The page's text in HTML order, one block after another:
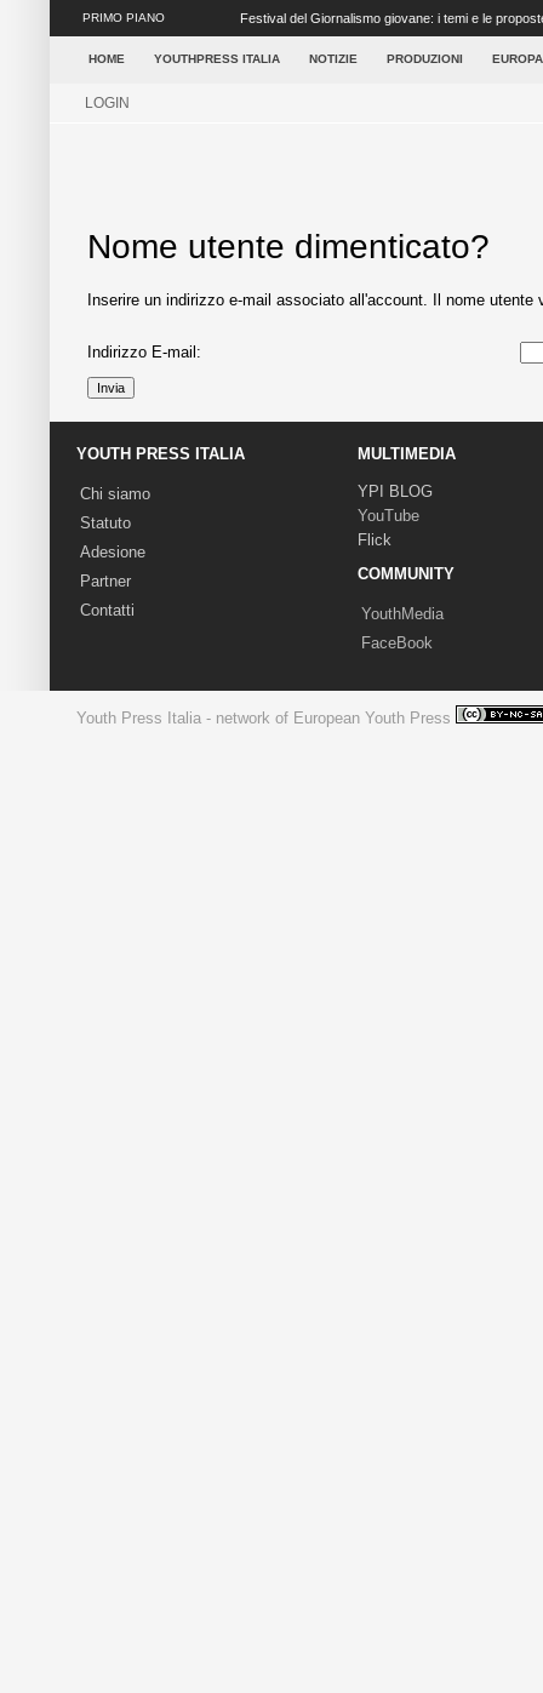
PRIMO PIANO Festival del Giornalismo giovane: i temi e le
concretezza ai tanti elementi ...
HOME YOUTHPRESS ITALIA NOTIZIE PRODUZIONI
LOGIN
Nome utente dimenticato?
Inserire un indirizzo e-mail associato all'account. Il nome
Indirizzo E-mail:
Invia
YOUTH PRESS ITALIA
Chi siamo
Statuto
Adesione
Partner
Contatti
MULTIMEDIA
YPI BLOG
YouTube
Flick
COMMUNITY
YouthMedia
FaceBook
Youth Press Italia - network of European Youth Press